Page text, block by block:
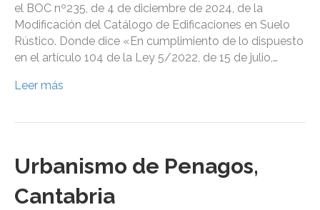
el BOC nº235, de 4 de diciembre de 2024, de la
Modificación del Catálogo de Edificaciones en Suelo
Rústico. Donde dice «En cumplimiento de lo dispuesto
en el artículo 104 de la Ley 5/2022, de 15 de julio,…
Leer más
Urbanismo de Penagos,
Cantabria